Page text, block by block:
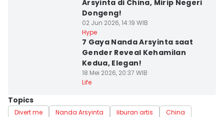
Arsyinta di China, Mirip Negeri
Dongeng!
02 Jun 2026, 14:19 WIB
Hype
7 Gaya Nanda Arsyinta saat
Gender Reveal Kehamilan
Kedua, Elegan!
18 Mei 2026, 20:37 WIB
Life
Topics
Divert me Nanda Arsyinta liburan artis
China